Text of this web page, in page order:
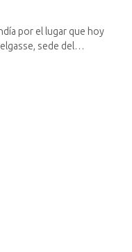
por el lugar que hoy
sede del